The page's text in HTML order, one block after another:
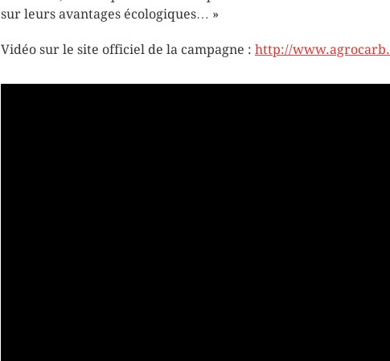
sur leurs avantages écologiques… »
Vidéo sur le site officiel de la campagne : http://